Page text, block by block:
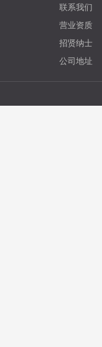
联系我们
营业资质
招贤纳士
公司地址